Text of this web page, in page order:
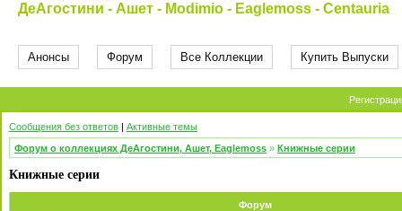
ДеАгостини - Ашет - Modimio - Eaglemoss - Centauria
Анонсы Форум Все Коллекции Купить Выпуски
Сообщения без ответов | Активные темы
Форум о коллекциях ДеАгостини, Ашет, Eaglemoss » Книжные серии
Книжные серии
Форум